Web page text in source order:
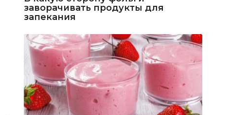
заворачивать продукты для
запекания